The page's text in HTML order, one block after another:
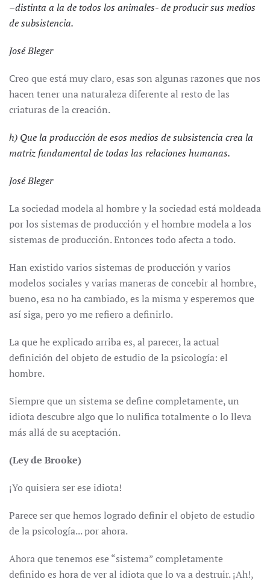
–distinta a la de todos los animales- de producir sus medios
de subsistencia.
José Bleger
Creo que está muy claro, esas son algunas razones que nos
hacen tener una naturaleza diferente al resto de las
criaturas de la creación.
h) Que la producción de esos medios de subsistencia crea la
matriz fundamental de todas las relaciones humanas.
José Bleger
La sociedad modela al hombre y la sociedad está moldeada
por los sistemas de producción y el hombre modela a los
sistemas de producción. Entonces todo afecta a todo.
Han existido varios sistemas de producción y varios
modelos sociales y varias maneras de concebir al hombre,
bueno, esa no ha cambiado, es la misma y esperemos que
así siga, pero yo me refiero a definirlo.
La que he explicado arriba es, al parecer, la actual
definición del objeto de estudio de la psicología: el
hombre.
Siempre que un sistema se define completamente, un
idiota descubre algo que lo nulifica totalmente o lo lleva
más allá de su aceptación.
(Ley de Brooke)
¡Yo quisiera ser ese idiota!
Parece ser que hemos logrado definir el objeto de estudio
de la psicología... por ahora.
Ahora que tenemos ese “sistema” completamente
definido es hora de ver al idiota que lo va a destruir. ¡Ah!,